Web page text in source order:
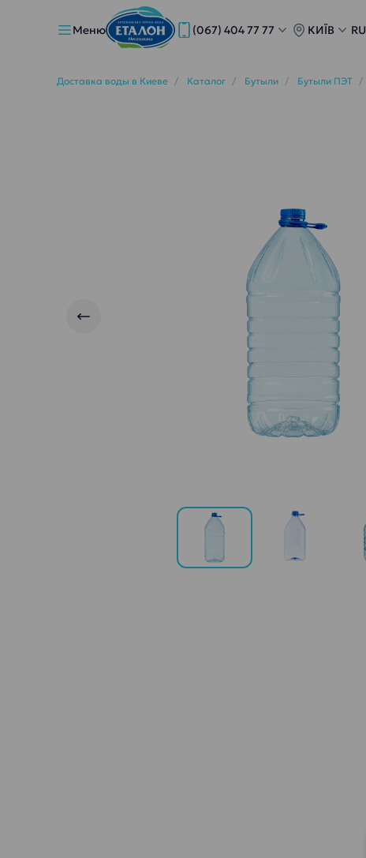
Меню (067) 404 77 77 КИЇВ RU
Доставка воды в Киеве Каталог Бутыли Бутыли ПЭТ